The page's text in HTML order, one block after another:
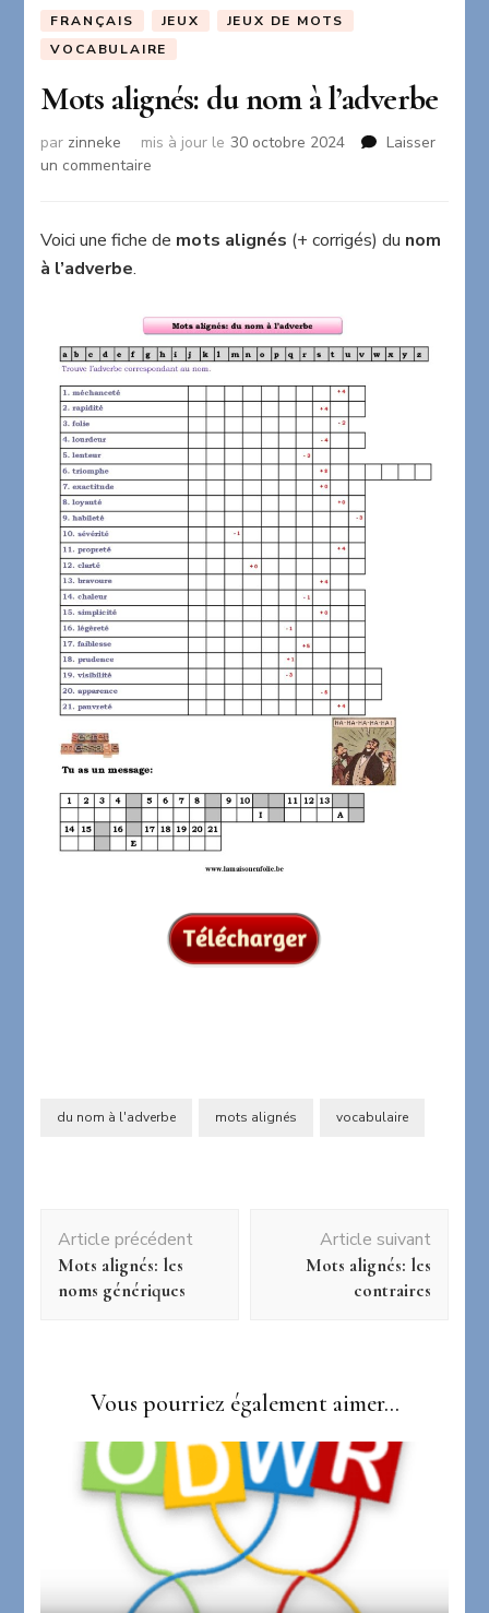
FRANÇAIS JEUX
JEUX DE MOTS
VOCABULAIRE
Mots alignés: du nom à l’adverbe
par zinneke mis à jour le 30 octobre 2024
Laisser
un commentaire
du
Voici une fiche de mots alignés (+ corrigés) du nom
à l’adverbe.
du nom à l'adverbe mots alignés vocabulaire
d'article
Article précédent
Mots alignés: les
noms génériques
Article suivant
Mots alignés: les
contraires
Vous pourriez également aimer...